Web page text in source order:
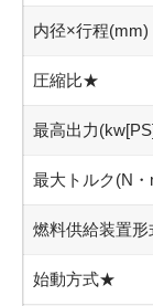
内径×行程(mm)
圧縮比★
最高出力
最大トルク(N
燃料供給装置形
始動方式★